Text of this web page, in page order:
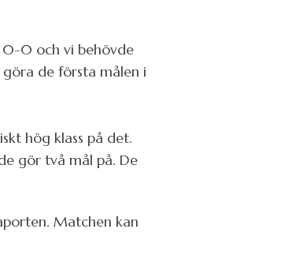
0-0 och vi behövde
de första målen i
hög klass på det.
gör två mål på. De
Matchen kan